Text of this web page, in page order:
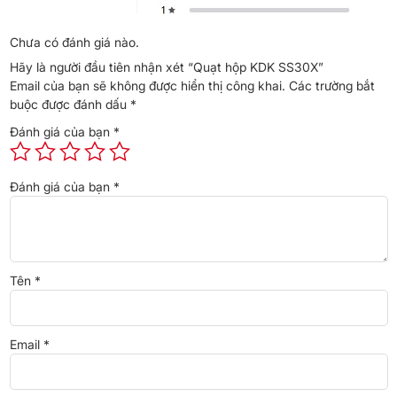
người dùng trong quá trình sử dụng. Tùy theo nhu cầu làm mát
theo những tốc độ gió mong muốn đã được lập trình sẵn.
Chưa có đánh giá nào.
Hãy là người đầu tiên nhận xét “Quạt hộp KDK SS30X”
Email của bạn sẽ không được hiển thị công khai. Các trường bắt
buộc được đánh dấu *
Đánh giá của bạn *
Đánh giá của bạn *
Tên *
Email *